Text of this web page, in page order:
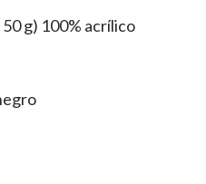
g) 100% acrílico